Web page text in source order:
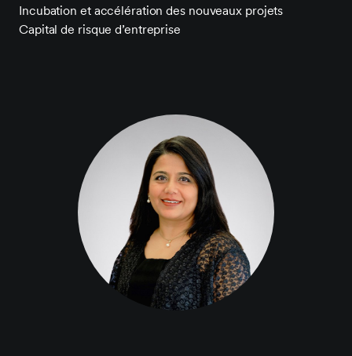
Incubation et accélération des nouveaux projets
Capital de risque d’entreprise